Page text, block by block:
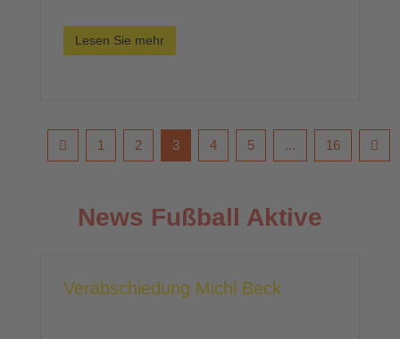
Lesen Sie mehr
1 2 3 4 5 ... 16
News Fußball Aktive
Verabschiedung Michi Beck